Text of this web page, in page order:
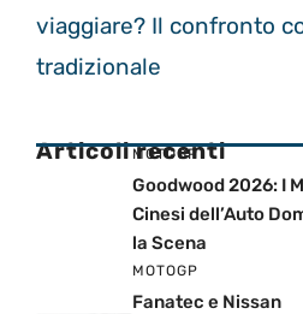
viaggiare? Il confronto
tradizionale
Articoli recenti
MOTOGP
Goodwood 2026: I
Cinesi dell’Auto
la Scena
MOTOGP
Fanatec e Nissan